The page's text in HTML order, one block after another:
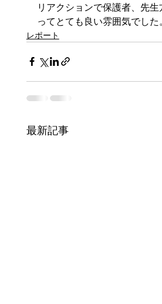
リアクションで保護者、先
ってとても良い雰囲気でした。
レポート
最新記事